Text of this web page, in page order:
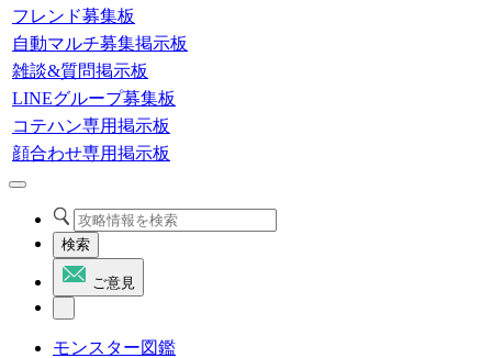
フレンド募集板
自動マルチ募集掲示板
雑談&質問掲示板
LINEグループ募集板
コテハン専用掲示板
顔合わせ専用掲示板
検索
ご意見
モンスター図鑑